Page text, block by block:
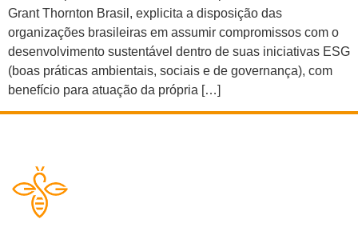
Grant Thornton Brasil, explicita a disposição das
organizações brasileiras em assumir compromissos com o
desenvolvimento sustentável dentro de suas iniciativas ESG
(boas práticas ambientais, sociais e de governança), com
benefício para atuação da própria […]